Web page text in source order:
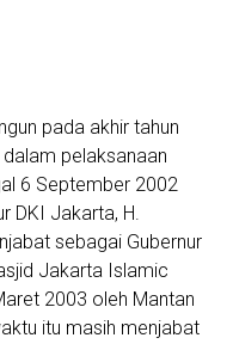
pada akhir tahun
pelaksanaan
6 September 2002
DKI Jakarta, H.
sebagai Gubernur
Jakarta Islamic
2003 oleh Mantan
itu masih menjabat